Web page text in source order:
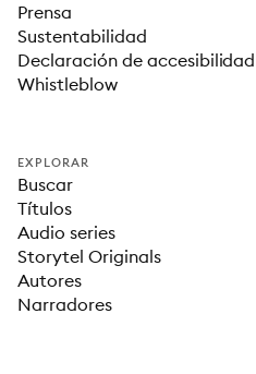
Prensa
Sustentabilidad
Declaración de accesibilidad
Whistleblow
EXPLORAR
Buscar
Títulos
Audio series
Storytel Originals
Autores
Narradores